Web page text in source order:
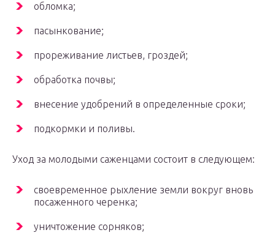
обломка;
пасынкование;
прореживание листьев, гроздей;
обработка почвы;
внесение удобрений в определенные сроки;
подкормки и поливы.
Уход за молодыми саженцами состоит в следующем:
своевременное рыхление земли вокруг вновь
посаженного черенка;
уничтожение сорняков;